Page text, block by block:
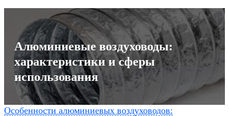
Алюминиевые воздуховоды:
характеристики и сферы
использования
Особенности алюминиевых воздуховодов: